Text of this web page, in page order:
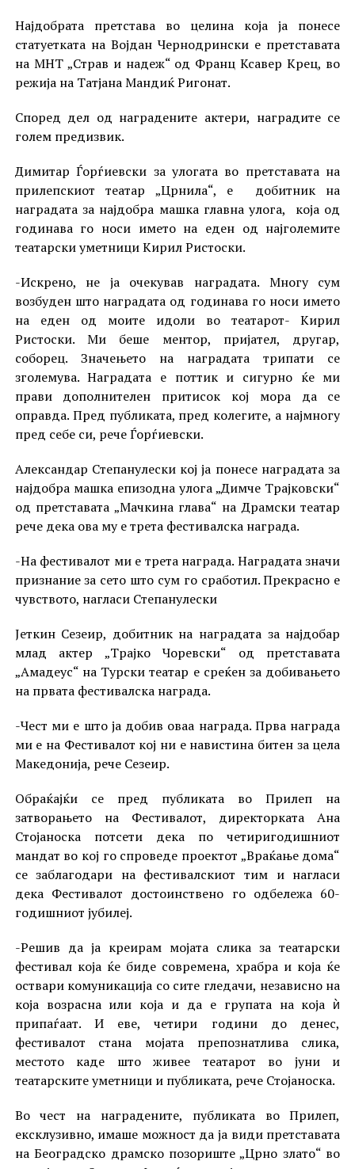
Најдобрата претстава во целина која ја понесе
статуетката на Војдан Чернодрински е претставата
на МНТ „Страв и надеж“ од Франц Ксавер Крец, во
режија на Татјана Мандиќ Ригонат.
Според дел од наградените актери, наградите се
голем предизвик.
Димитар Ѓорѓиевски за улогата во претставата на
прилепскиот театар „Црнила“, е добитник на
наградата за најдобра машка главна улога, која од
годинава го носи името на еден од најголемите
театарски уметници Кирил Ристоски.
-Искрено, не ја очекував наградата. Многу сум
возбуден што наградата од годинава го носи името
на еден од моите идоли во театарот- Кирил
Ристоски. Ми беше ментор, пријател, другар,
соборец. Значењето на наградата трипати се
зголемува. Наградата е поттик и сигурно ќе ми
прави дополнителен притисок кој мора да се
оправда. Пред публиката, пред колегите, а најмногу
пред себе си, рече Ѓорѓиевски.
Александар Степанулески кој ја понесе наградата за
најдобра машка епизодна улога „Димче Трајковски“
од претставата „Мачкина глава“ на Драмски театар
рече дека ова му е трета фестивалска награда.
-На фестивалот ми е трета награда. Наградата значи
признание за сето што сум го сработил. Прекрасно е
чувството, нагласи Степанулески
Јеткин Сезеир, добитник на наградата за најдобар
млад актер „Трајко Чоревски“ од претставата
„Амадеус“ на Турски театар е среќен за добивањето
на првата фестивалска награда.
-Чест ми е што ја добив оваа награда. Прва награда
ми е на Фестивалот кој ни е навистина битен за цела
Македонија, рече Сезеир.
Обраќајќи се пред публиката во Прилеп на
затворањето на Фестивалот, директорката Ана
Стојаноска потсети дека по четиригодишниот
мандат во кој го спроведе проектот „Враќање дома“
се заблагодари на фестивалскиот тим и нагласи
дека Фестивалот достоинствено го одбележа 60-
годишниот јубилеј.
-Решив да ја креирам мојата слика за театарски
фестивал која ќе биде современа, храбра и која ќе
оствари комуникација со сите гледачи, независно на
која возрасна или која и да е групата на која ѝ
припаѓаат. И еве, четири години до денес,
фестивалот стана мојата препознатлива слика,
местото каде што живее театарот во јуни и
театарските уметници и публиката, рече Стојаноска.
Во чест на наградените, публиката во Прилеп,
ексклузивно, имаше можност да ја види претставата
на Београдско драмско позориште „Црно злато“ во